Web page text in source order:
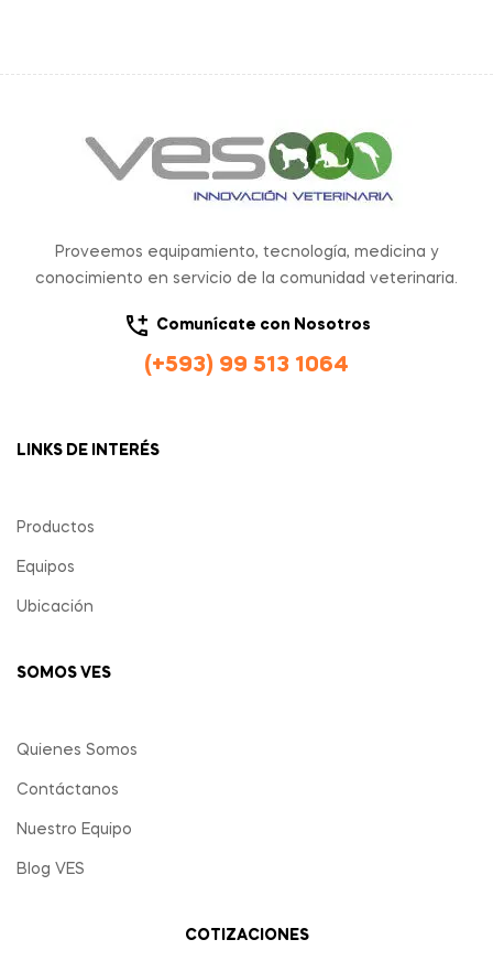
Proveemos equipamiento, tecnología, medicina y
conocimiento en servicio de la comunidad veterinaria.
Comunícate con Nosotros
(+593) 99 513 1064
LINKS DE INTERÉS
Productos
Equipos
Ubicación
SOMOS VES
Quienes Somos
Contáctanos
Nuestro Equipo
Blog VES
COTIZACIONES